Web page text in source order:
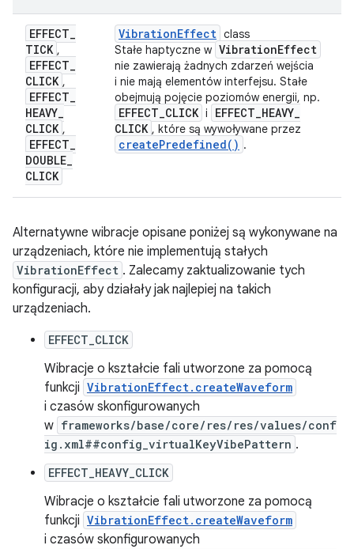
EFFECT
TICK ,
EFFECT
CLICK ,
EFFECT
HEAVY
CLICK ,
EFFECT
DOUBLE
CLICK
VibrationEffect class
Stałe haptyczne w VibrationEffect
nie zawierają żadnych zdarzeń wejścia
i nie mają elementów interfejsu. Stałe
obejmują pojęcie poziomów energii, np.
EFFECT CLICK i EFFECT HEAVY
CLICK , które są wywoływane przez
createPredefined( ) .
Alternatywne wibracje opisane poniżej są wykonywane na
urządzeniach, które nie implementują stałych
VibrationEffect . Zalecamy zaktualizowanie tych
konfiguracji, aby działały jak najlepiej na takich
urządzeniach.
EFFECT_CLICK
Wibracje o kształcie fali utworzone za pomocą
funkcji VibrationEffect.createWaveform
i czasów skonfigurowanych
w frameworks/base/core/res/res/values/conf
ig.xml##config_virtualKeyVibePattern .
EFFECT_HEAVY_CLICK
Wibracje o kształcie fali utworzone za pomocą
funkcji VibrationEffect.createWaveform
i czasów skonfigurowanych